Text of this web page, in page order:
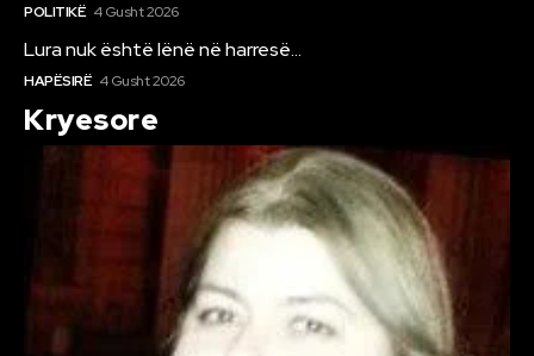
POLITIKË 4 Gusht 2026
Lura nuk është lënë në harresë…
HAPËSIRË 4 Gusht 2026
Kryesore